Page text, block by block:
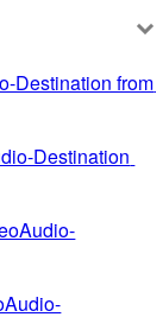
Destination from
Destination